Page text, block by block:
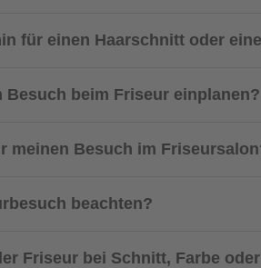
für einen Haarschnitt oder
beim Friseur einplanen?
meinen Besuch im
beachten?
Friseur bei Schnitt, Farbe